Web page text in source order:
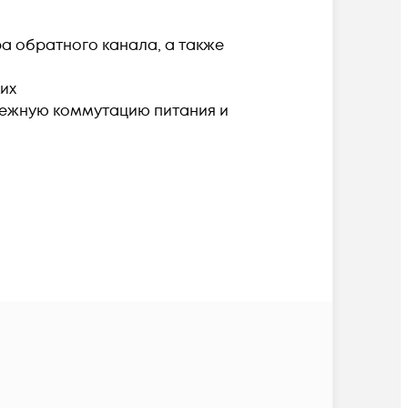
обратного канала, а также
коммутацию питания и